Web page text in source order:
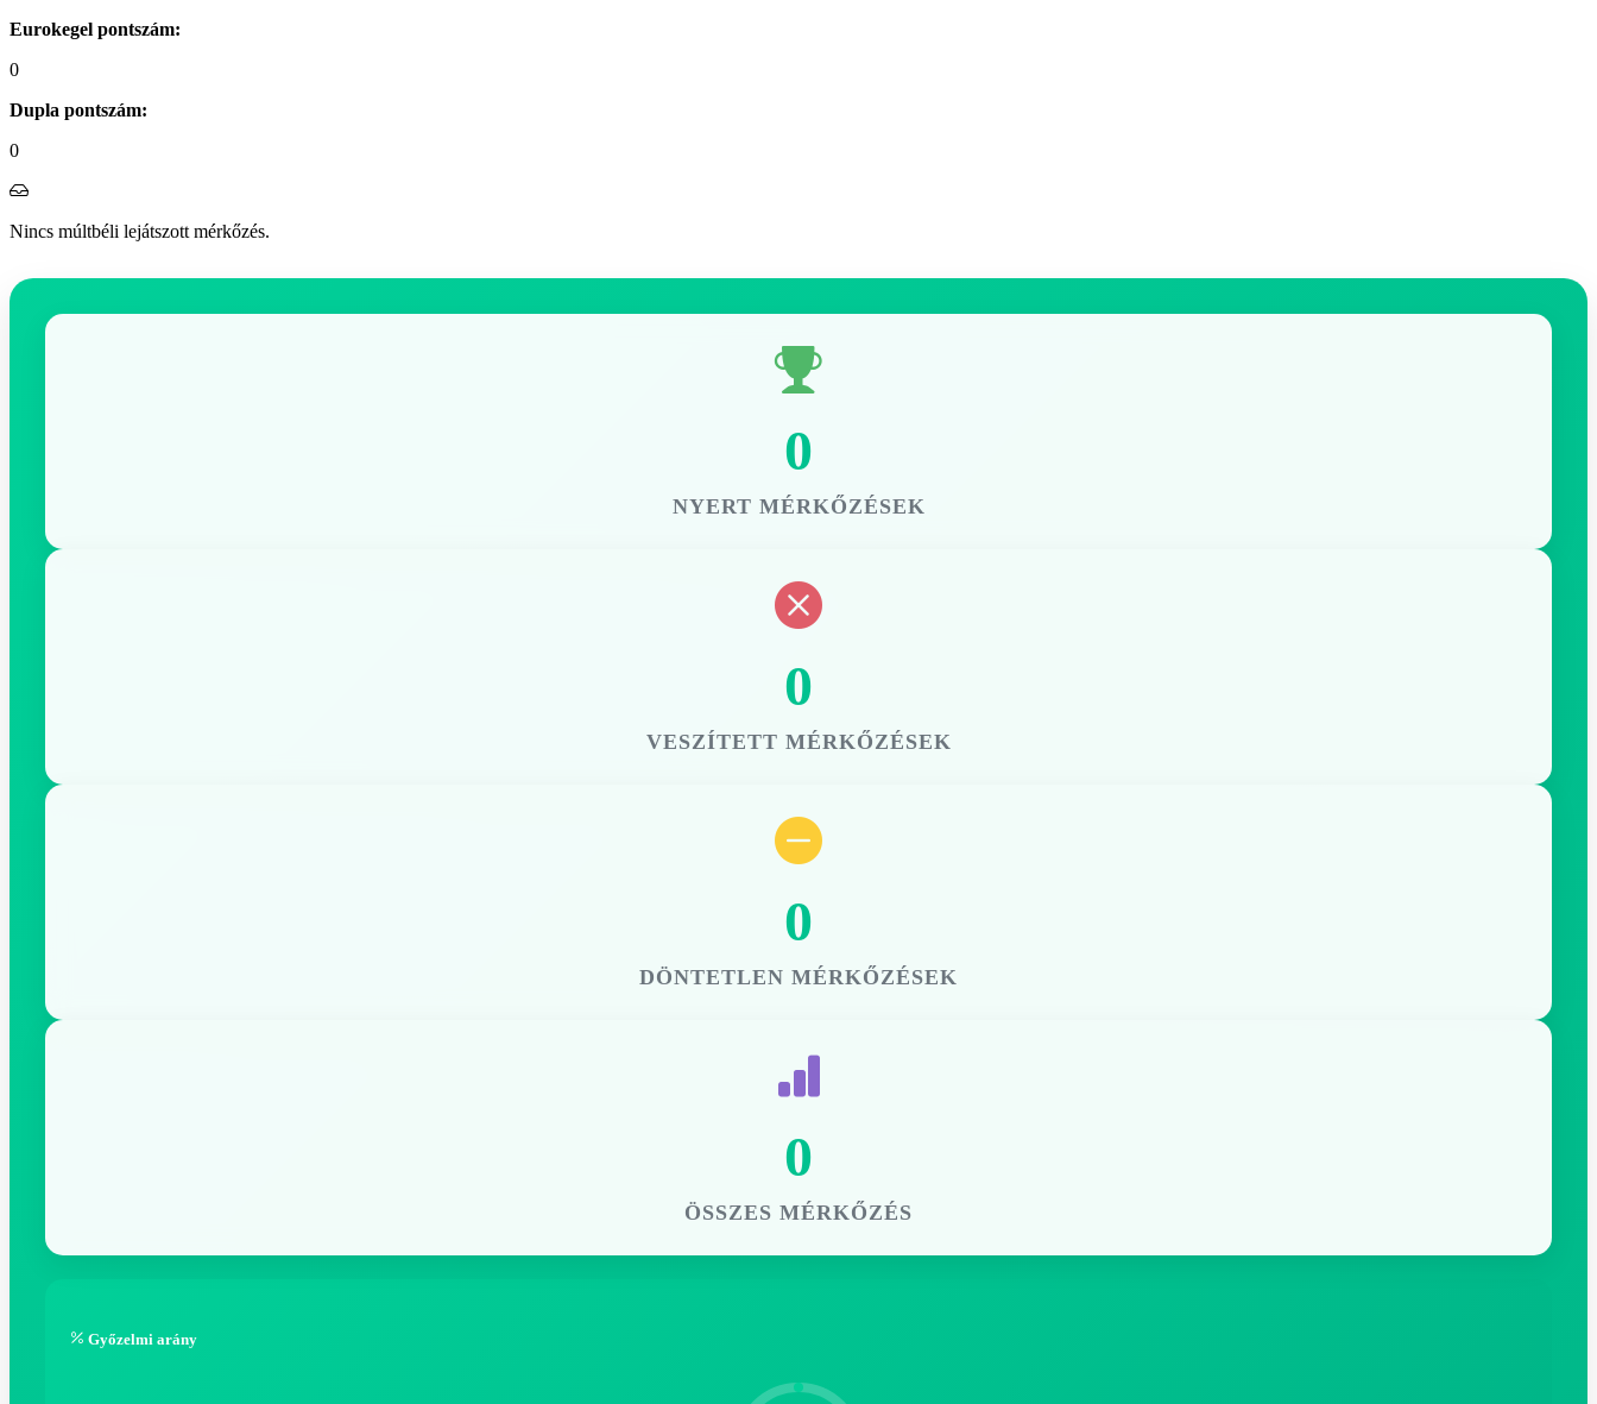
Eurokegel pontszám:
0
Dupla pontszám:
0
Nincs múltbéli lejátszott mérkőzés.
0
NYERT MÉRKŐZÉSEK
0
VESZÍTETT MÉRKŐZÉSEK
0
DÖNTETLEN MÉRKŐZÉSEK
0
ÖSSZES MÉRKŐZÉS
Győzelmi arány